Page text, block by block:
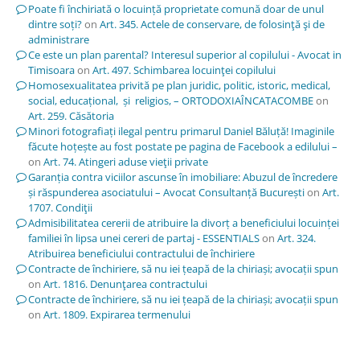
Poate fi închiriată o locuință proprietate comună doar de unul
dintre soți?on Art. 345. Actele de conservare, de folosinţă şi de
administrare
Ce este un plan parental? Interesul superior al copilului - Avocat in
Timisoaraon Art. 497. Schimbarea locuinţei copilului
Homosexualitatea privită pe plan juridic, politic, istoric, medical,
social, educațional, și religios, – ORTODOXIAÎNCATACOMBEon
Art. 259. Căsătoria
Minori fotografiați ilegal pentru primarul Daniel Băluță! Imaginile
făcute hoțește au fost postate pe pagina de Facebook a edilului –
on Art. 74. Atingeri aduse vieţii private
Garanția contra viciilor ascunse în imobiliare: Abuzul de încredere
și răspunderea asociatului – Avocat Consultanță Bucureștion Art.
1707. Condiţii
Admisibilitatea cererii de atribuire la divorț a beneficiului locuinței
familiei în lipsa unei cereri de partaj - ESSENTIALSon Art. 324.
Atribuirea beneficiului contractului de închiriere
Contracte de închiriere, să nu iei țeapă de la chiriași; avocații spun
on Art. 1816. Denunţarea contractului
Contracte de închiriere, să nu iei țeapă de la chiriași; avocații spun
on Art. 1809. Expirarea termenului